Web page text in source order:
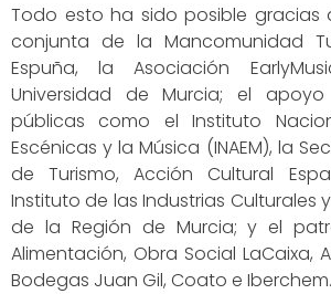
Todo esto ha sido posible gracias
conjunta de la Mancomunidad
Espuña, la Asociación
Universidad de Murcia; el
públicas como el Instituto
Escénicas y la Música (INAEM), la
de Turismo, Acción Cultural
Instituto de las Industrias Culturales
de la Región de Murcia; y el
Alimentación, Obra Social LaCaixa,
Bodegas Juan Gil, Coato e Iberchem.